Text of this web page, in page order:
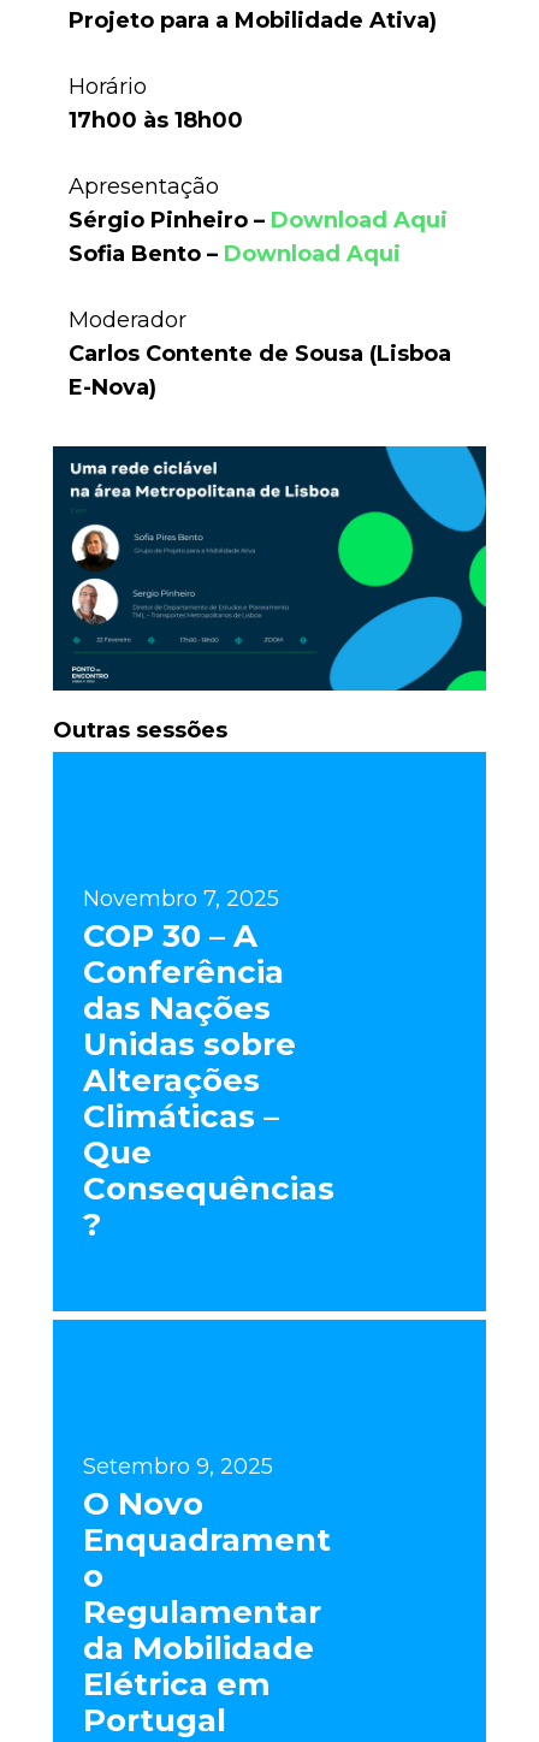
Projeto para a Mobilidade Ativa)
Horário
17h00 às 18h00
Apresentação
Sérgio Pinheiro – Download Aqui
Sofia Bento – Download Aqui
Moderador
Carlos Contente de Sousa (Lisboa
E-Nova)
Outras sessões
Novembro 7, 2025
COP 30 – A
Conferência
das Nações
Unidas sobre
Alterações
Climáticas –
Que
Consequências
?
Setembro 9, 2025
O Novo
Enquadrament
o
Regulamentar
da Mobilidade
Elétrica em
Portugal